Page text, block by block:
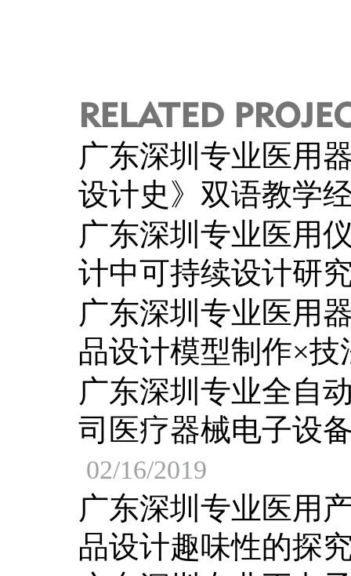
RELATED
广东深圳专业医用
设计史》双语教学
广东深圳专业医用
计中可持续设计研
广东深圳专业医用
品设计模型制作×
广东深圳专业全自
司医疗器械电子设
02/16/2019
广东深圳专业医用
品设计趣味性的探